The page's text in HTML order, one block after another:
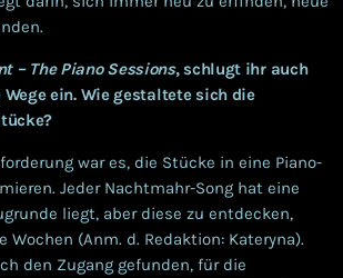
– The Piano Sessions‚ schlugt ihr auch
ein. Wie gestaltete sich die
war es, die Stücke in eine Piano-
Jeder Nachtmahr-Song hat eine
liegt, aber diese zu entdecken,
Wochen (Anm. d. Redaktion: Kateryna).
den Zugang gefunden, für die